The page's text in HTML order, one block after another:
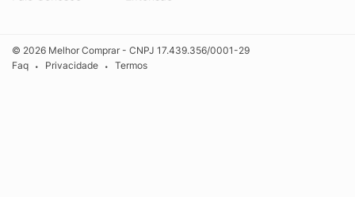
© 2026 Melhor Comprar - CNPJ 17.439.356/0001-29
Faq
• Privacidade • Termos